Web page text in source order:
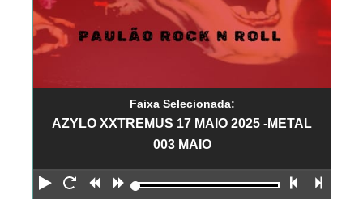
Faixa Selecionada:
AZYLO XXTREMUS 17 MAIO 2025 -METAL
003 MAIO
Reproduzir
Reiniciar
Retroceder
Avançar Faixa